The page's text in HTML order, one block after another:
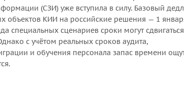
(СЗИ) уже вступила в силу. Базовый
объектов КИИ на российские решения — 1
специальных сценариев сроки могут
с учётом реальных сроков аудита,
и обучения персонала запас времени